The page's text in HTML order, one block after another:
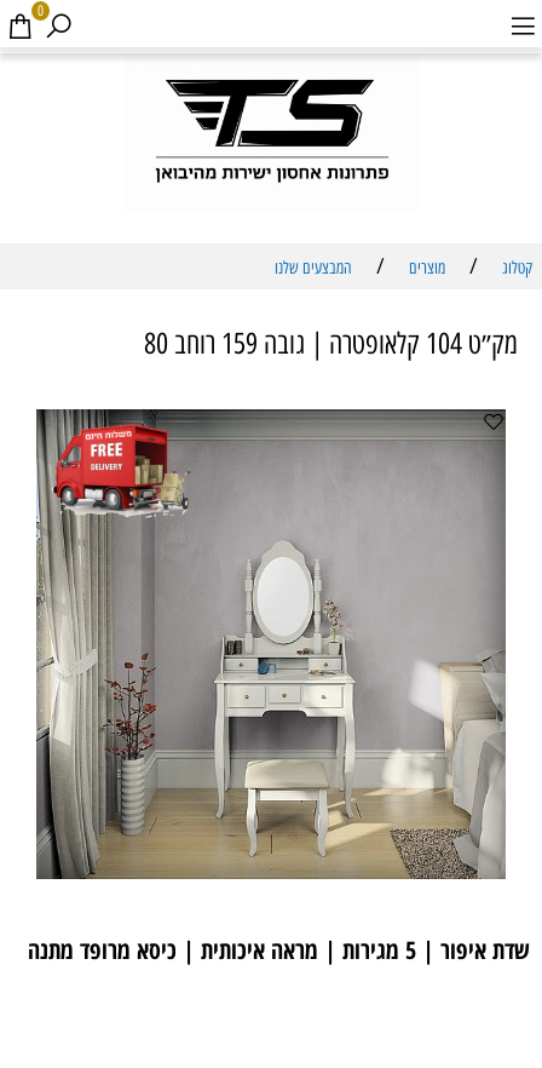
0
קטלוג / מוצרים / המבצעים שלנו
מק״ט 104 קלאופטרה | גובה 159 רוחב 80
שדת איפור | 5 מגירות | מראה איכותית | כיסא מרופד מתנה